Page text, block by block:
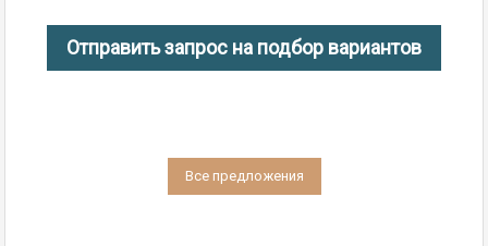
Отправить запрос на подбор вариантов
Все предложения